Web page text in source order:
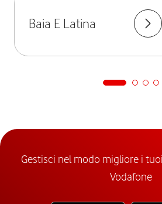
Baia E Latina
Gestisci nel modo migliore i
Vodafone